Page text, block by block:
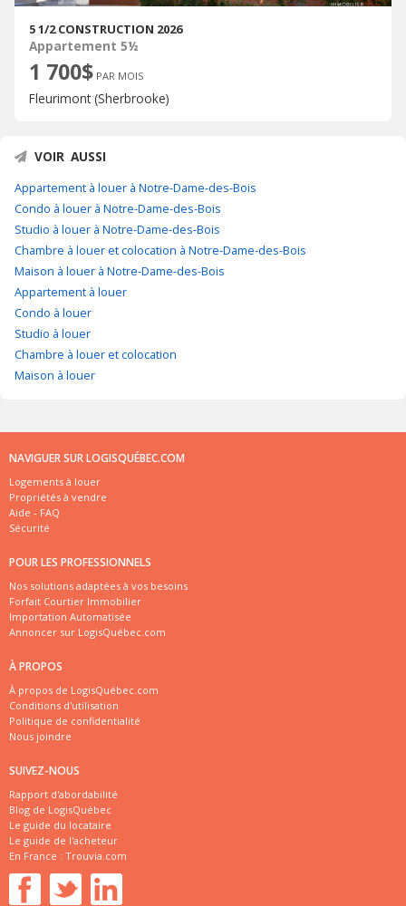
5 1/2 CONSTRUCTION 2026
Appartement 5½
1 700$ PAR MOIS
Fleurimont (Sherbrooke)
VOIR AUSSI
Appartement à louer à Notre-Dame-des-Bois
Condo à louer à Notre-Dame-des-Bois
Studio à louer à Notre-Dame-des-Bois
Chambre à louer et colocation à Notre-Dame-des-Bois
Maison à louer à Notre-Dame-des-Bois
Appartement à louer
Condo à louer
Studio à louer
Chambre à louer et colocation
Maison à louer
NAVIGUER SUR LOGISQUÉBEC.COM
Logements à louer
Propriétés à vendre
Aide - FAQ
Sécurité
POUR LES PROFESSIONNELS
Nos solutions adaptées à vos besoins
Forfait Courtier Immobilier
Importation Automatisée
Annoncer sur LogisQuébec.com
À PROPOS
À propos de LogisQuébec.com
Conditions d'utilisation
Politique de confidentialité
Nous joindre
SUIVEZ-NOUS
Rapport d'abordabilité
Blog de LogisQuébec
Le guide du locataire
Le guide de l'acheteur
En France : Trouvia.com